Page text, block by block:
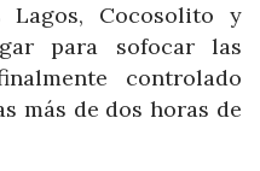
Lagos, Cocosolito y
para sofocar las
controlado
más de dos horas de